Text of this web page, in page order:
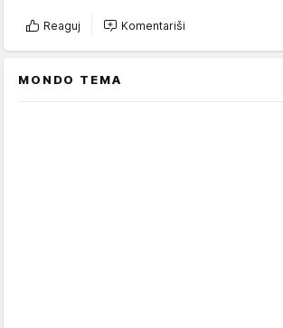
Reaguj Komentariši
MONDO TEMA